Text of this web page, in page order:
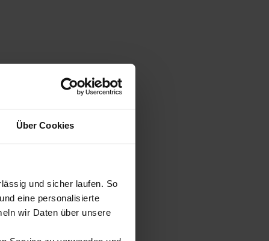
Über Cookies
und sicher laufen. So
eine personalisierte
wir Daten über unsere